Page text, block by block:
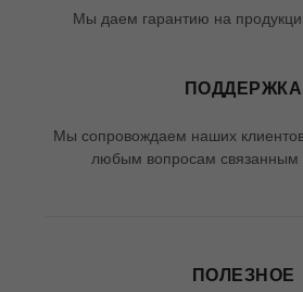
Мы даем гарантию на
ПОДДЕРЖКА
Мы сопровождаем наших
любым вопросам связанным
ПОЛЕЗНОЕ